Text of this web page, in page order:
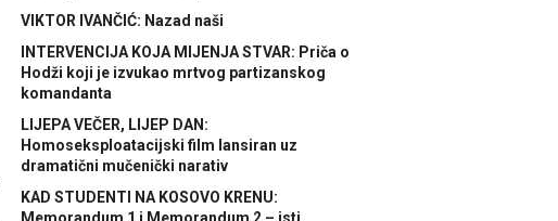
VIKTOR IVANČIĆ: Nazad naši
INTERVENCIJA KOJA MIJENJA STVAR: Priča o
Hodži koji je izvukao mrtvog partizanskog
komandanta
LIJEPA VEČER, LIJEP DAN:
Homoseksploatacijski film lansiran uz
dramatični mučenički narativ
KAD STUDENTI NA KOSOVO KRENU: